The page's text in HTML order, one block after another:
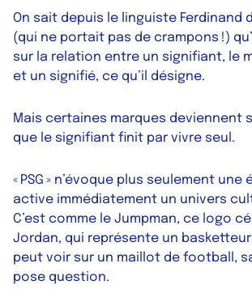
On sait depuis le linguiste Ferdinand
(qui ne portait pas de crampons !)
sur la relation entre un signifiant, le
et un signifié, ce qu’il désigne.
Mais certaines marques deviennent
que le signifiant finit par vivre seul.
« PSG » n’évoque plus seulement une
active immédiatement un univers
C’est comme le Jumpman, ce logo
Jordan, qui représente un basketteur
peut voir sur un maillot de football,
pose question.